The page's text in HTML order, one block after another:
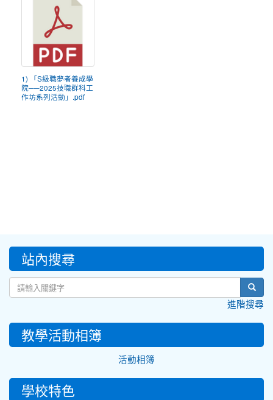
1) 「S級職夢者養成學
院──2025技職群科工
作坊系列活動」.pdf
::: 站內搜尋
進階搜尋
教學活動相簿
活動相簿
學校特色